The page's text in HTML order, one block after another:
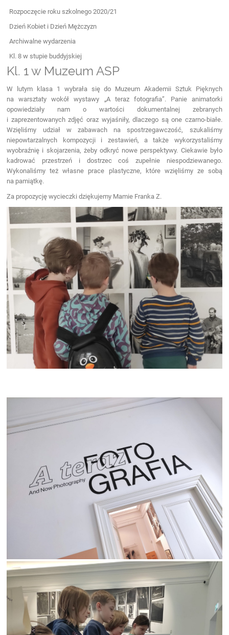
Rozpoczęcie roku szkolnego 2020/21
Dzień Kobiet i Dzień Mężczyzn
Archiwalne wydarzenia
Kl. 8 w stupie buddyjskiej
Kl. 1 w Muzeum ASP
W lutym klasa 1 wybrała się do Muzeum Akademii Sztuk Pięknych
na warsztaty wokół wystawy „A teraz fotografia”. Panie animatorki
opowiedziały nam o wartości dokumentalnej zebranych
i zaprezentowanych zdjęć oraz wyjaśniły, dlaczego są one czarno-białe.
Wzięliśmy udział w zabawach na spostrzegawczość, szukaliśmy
niepowtarzalnych kompozycji i zestawień, a także wykorzystaliśmy
wyobraźnię i skojarzenia, żeby odkryć nowe perspektywy. Ciekawie było
kadrować przestrzeń i dostrzec coś zupełnie niespodziewanego.
Wykonaliśmy też własne prace plastyczne, które wzięliśmy ze sobą
na pamiątkę.
Za propozycję wycieczki dziękujemy Mamie Franka Z.